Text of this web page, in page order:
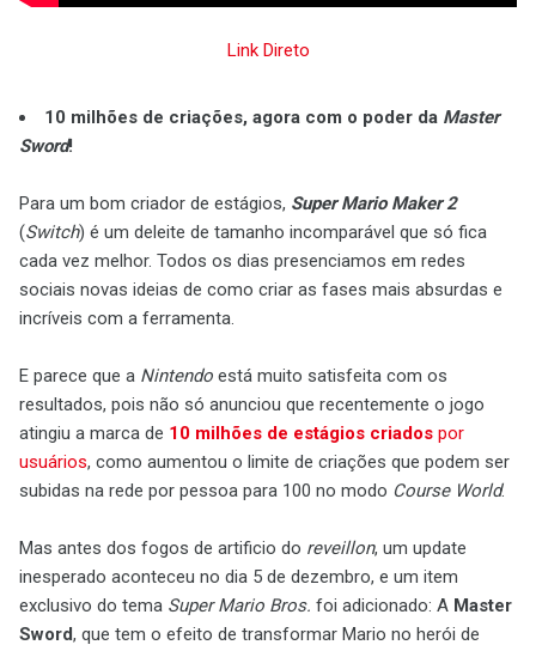
Link Direto
10 milhões de criações, agora com o poder da Master
Sword!
Para um bom criador de estágios, Super Mario Maker 2
(Switch) é um deleite de tamanho incomparável que só fica
cada vez melhor. Todos os dias presenciamos em redes
sociais novas ideias de como criar as fases mais absurdas e
incríveis com a ferramenta.
E parece que a Nintendo está muito satisfeita com os
resultados, pois não só anunciou que recentemente o jogo
atingiu a marca de 10 milhões de estágios criados por
usuários, como aumentou o limite de criações que podem ser
subidas na rede por pessoa para 100 no modo Course World.
Mas antes dos fogos de artificio do reveillon, um update
inesperado aconteceu no dia 5 de dezembro, e um item
exclusivo do tema Super Mario Bros. foi adicionado: A Master
Sword, que tem o efeito de transformar Mario no herói de